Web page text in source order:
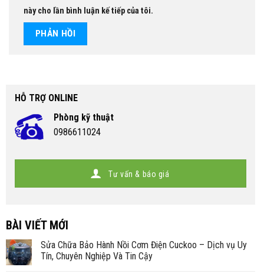
này cho lần bình luận kế tiếp của tôi.
HỖ TRỢ ONLINE
Phòng kỹ thuật
0986611024
Tư vấn & báo giá
BÀI VIẾT MỚI
Sửa Chữa Bảo Hành Nồi Cơm Điện Cuckoo – Dịch vụ Uy
Tín, Chuyên Nghiệp Và Tin Cậy